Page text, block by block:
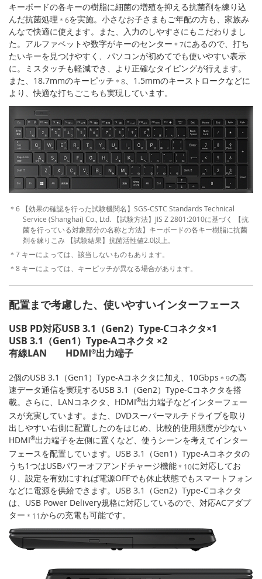
キーボードの各キーの樹脂に細菌の増殖を抑える抗菌剤を練り込
んだ抗菌処理 ＊6を実施。小さなお子さまもご年配の方も、家族み
んなで快適に使えます。また、入力のしやすさにもこだわりまし
た。アルファベットや数字がキーのセンター ＊7にあるので、打ち
たいキーを見つけやすく、パソコンが初めてでも使いやすい表示
に。ミスタッチも軽減でき、より正確なタイピングが行えます。
また、18.7mmのキーピッチ ＊8、1.5mmのキーストロークなどに
より、快適な打ちごこちも実現しています。
＊6 【効果の確認を行った試験機関名】SGS-CSTC Standards Technical
Service (Shanghai) Co., Ltd. 【試験方法】JIS Z 2801:2010に基づく 【抗
菌を行っている対象部分の名称と方法】キーボードの各キー樹脂に抗菌
剤を練りこみ 【試験結果】抗菌活性値2.0以上。
＊7 キーによっては、該当しないものもあります。
＊8 キーによっては、キーピッチが異なる場合があります。
配置まで考慮した、使いやすいインターフェース
USB PD対応USB 3.1（Gen2）Type-Cコネクタ×1
USB 3.1（Gen1）Type-Aコネクタ ×2
有線LAN HDMI®出力端子
2個のUSB 3.1（Gen1）Type-Aコネクタに加え、10Gbps ＊9の高
速データ通信を実現するUSB 3.1（Gen2）Type-Cコネクタを搭
載。さらに、LANコネクタ、HDMI®出力端子などインターフェー
スが充実しています。また、DVDスーパーマルチドライブを取り
出しやすい右側に配置したのをはじめ、比較的使用頻度が少ない
HDMI®出力端子を左側に置くなど、使うシーンを考えてインター
フェースを配置しています。USB 3.1（Gen1）Type-Aコネクタの
うち1つはUSBパワーオフアンドチャージ機能＊10に対応してお
り、設定を有効にすれば電源OFFでも休止状態でもスマートフォン
などに電源を供給できます。USB 3.1（Gen2）Type-Cコネクタ
は、USB Power Delivery規格に対応しているので、対応ACアダプ
ター ＊11からの充電も可能です。